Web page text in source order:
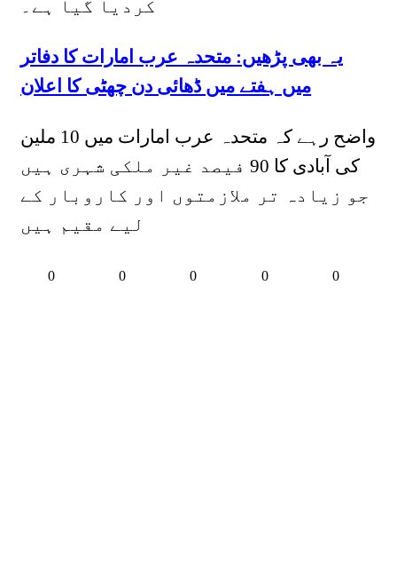
کردیا گیا ہے۔
یہ بھی پڑھیں: متحدہ عرب امارات کا دفاتر
میں ہفتے میں ڈھائی دن چھٹی کا اعلان
واضح رہے کہ متحدہ عرب امارات میں 10 ملین
کی آبادی کا 90 فیصد غیر ملکی شہری ہیں
جو زیادہ تر ملازمتوں اور کاروبار کے
لیے مقیم ہیں
0 0 0 0 0